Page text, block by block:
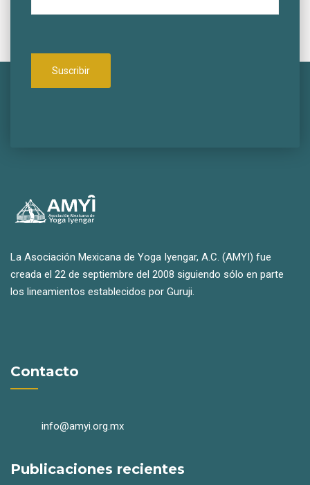
La Asociación Mexicana de Yoga Iyengar, A.C. (AMYI) fue
creada el 22 de septiembre del 2008 siguiendo sólo en parte
los lineamientos establecidos por Guruji.
Contacto
info@amyi.org.mx
Publicaciones recientes